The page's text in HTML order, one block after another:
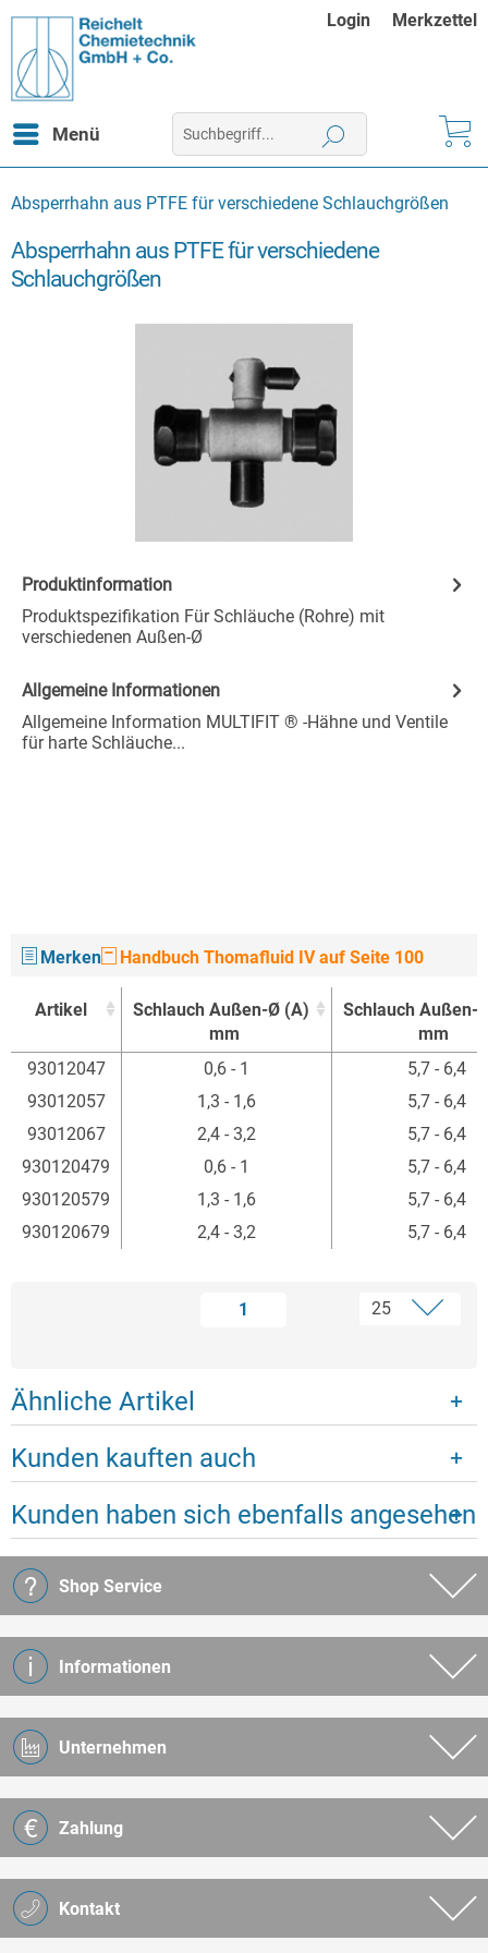
Login Merkzettel
Menü
Absperrhahn aus PTFE für verschiedene Schlauchgrößen
Absperrhahn aus PTFE für verschiedene
Schlauchgrößen
Produktinformation
Produktspezifikation Für Schläuche (Rohre) mit
verschiedenen Außen-Ø
Allgemeine Informationen
Allgemeine Information MULTIFIT ® -Hähne und Ventile
für harte Schläuche...
Merken Handbuch Thomafluid IV auf Seite 100
Artikel
Schlauch Außen-Ø (A)
mm
Schlauch Außen-
mm
Artikel
Schlauch Außen-Ø (A)
Schlauch Außen-
93012047 0,6 - 1
5,7 - 6,4
93012057
1,3 - 1,6
5,7 - 6,4
93012067
2,4 - 3,2
5,7 - 6,4
930120479
0,6 - 1
5,7 - 6,4
930120579
1,3 - 1,6
5,7 - 6,4
930120679
2,4 - 3,2 5,7 - 6,4
1
Ähnliche Artikel
Kunden kauften auch
Kunden haben sich ebenfalls angesehen
Kontakt
Shop Service
Informationen
Unternehmen
Zahlung